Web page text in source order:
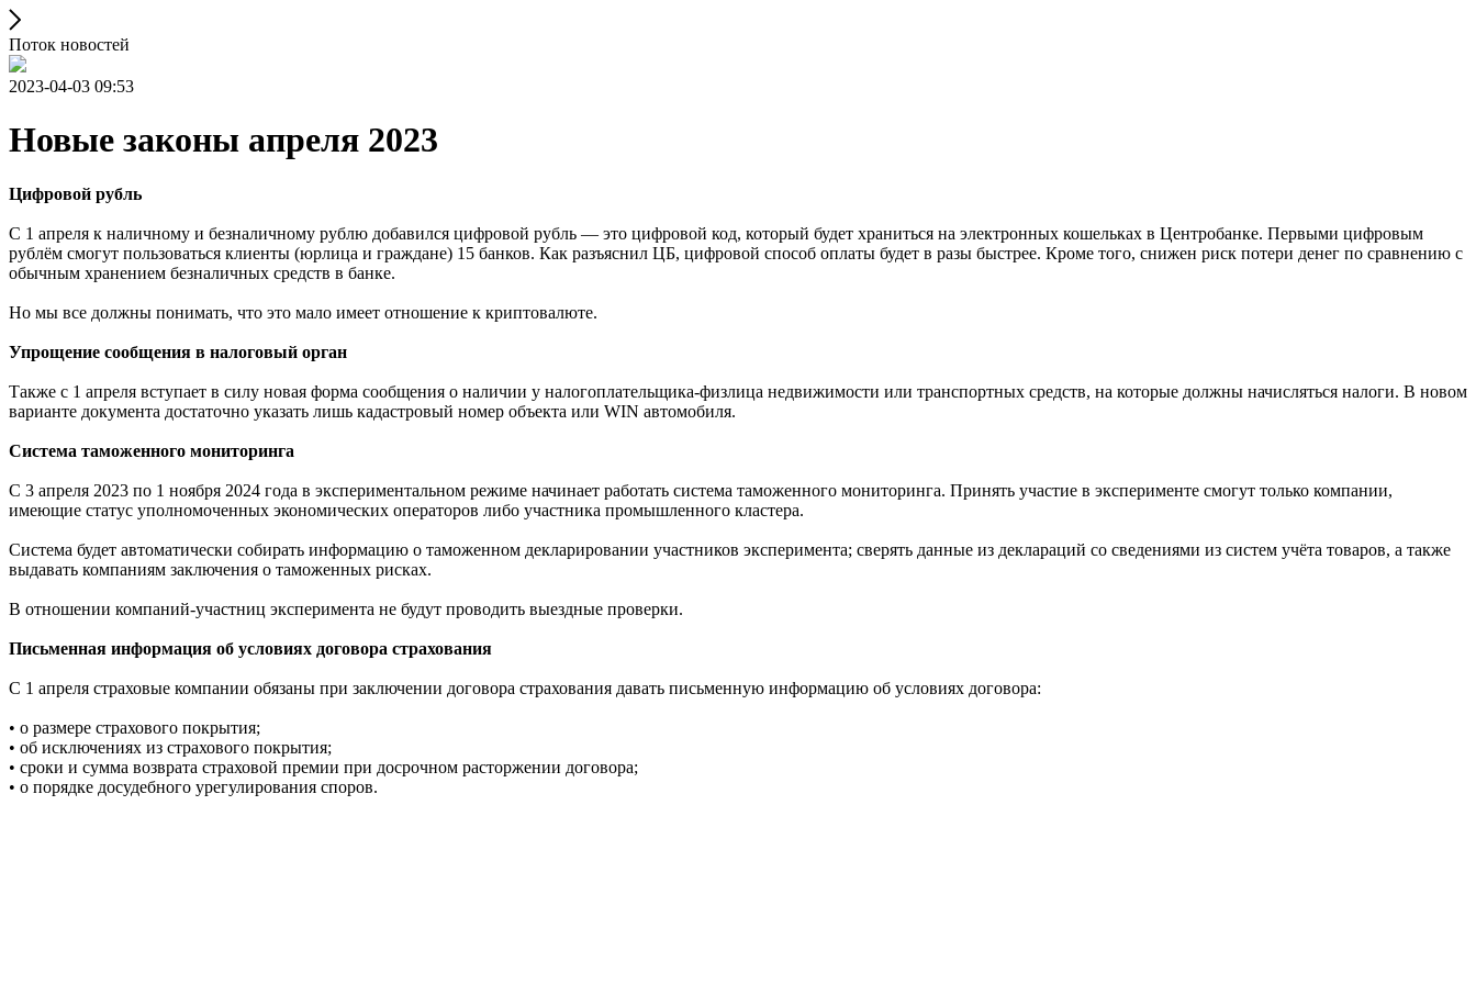
Поток новостей
2023-04-03 09:53
Новые законы апреля 2023
Цифровой рубль
С 1 апреля к наличному и безналичному рублю добавился цифровой рубль — это цифровой код, который будет храниться на электронных кошельках в Центробанке. Первыми цифровым
рублём смогут пользоваться клиенты (юрлица и граждане) 15 банков. Как разъяснил ЦБ, цифровой способ оплаты будет в разы быстрее. Кроме того, снижен риск потери денег по сравнению с
обычным хранением безналичных средств в банке.
Но мы все должны понимать, что это мало имеет отношение к криптовалюте.
Упрощение сообщения в налоговый орган
Также с 1 апреля вступает в силу новая форма сообщения о наличии у налогоплательщика-физлица недвижимости или транспортных средств, на которые должны начисляться налоги. В новом
варианте документа достаточно указать лишь кадастровый номер объекта или WIN автомобиля.
Система таможенного мониторинга
С 3 апреля 2023 по 1 ноября 2024 года в экспериментальном режиме начинает работать система таможенного мониторинга. Принять участие в эксперименте смогут только компании,
имеющие статус уполномоченных экономических операторов либо участника промышленного кластера.
Система будет автоматически собирать информацию о таможенном декларировании участников эксперимента; сверять данные из деклараций со сведениями из систем учёта товаров, а также
выдавать компаниям заключения о таможенных рисках.
В отношении компаний-участниц эксперимента не будут проводить выездные проверки.
Письменная информация об условиях договора страхования
С 1 апреля страховые компании обязаны при заключении договора страхования давать письменную информацию об условиях договора:
• о размере страхового покрытия;
• об исключениях из страхового покрытия;
• сроки и сумма возврата страховой премии при досрочном расторжении договора;
• о порядке досудебного урегулирования споров.